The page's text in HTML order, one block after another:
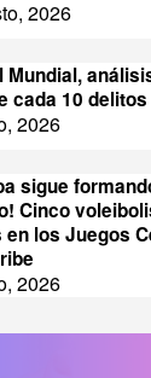
2026
Mundial,
cada 10
2026
sigue
Cinco
en los Juegos
2026